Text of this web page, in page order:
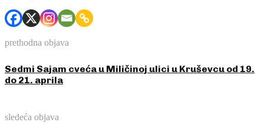
prethodna objava
Sedmi Sajam cveća u Miličinoj ulici u Kruševcu od 19.
do 21. aprila
sledeća objava